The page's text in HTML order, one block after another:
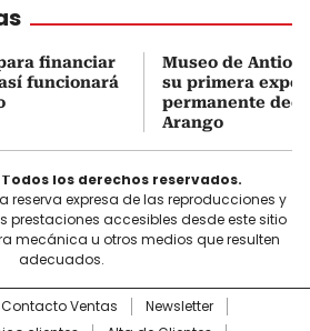
financiar
funcionará
Museo de
su primera
permanente
Arango
Todos los derechos reservados.
reserva expresa de las reproducciones y
prestaciones accesibles desde este sitio
mecánica u otros medios que resulten
adecuados.
Contacto Ventas
Newsletter